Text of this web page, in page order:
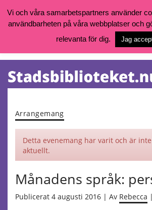
Vill du söka böcker, logga in på ditt
goteborg.se/bibliotek
Öppettider, katalog och kontakt
Tjänster
Arrangemang
Detta evenemang har varit och är
aktuellt.
Månadens språk:
Publicerat 4 augusti 2016 | Av Rebecca |
Vi och våra samarbetspartners använder
användbarheten på våra webbplatser och
relevanta för dig.
Jag